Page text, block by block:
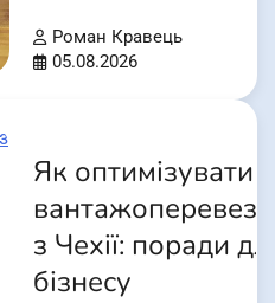
Роман Кравець
05.08.2026
Як оптимізувати
з Чехії: поради
бізнесу